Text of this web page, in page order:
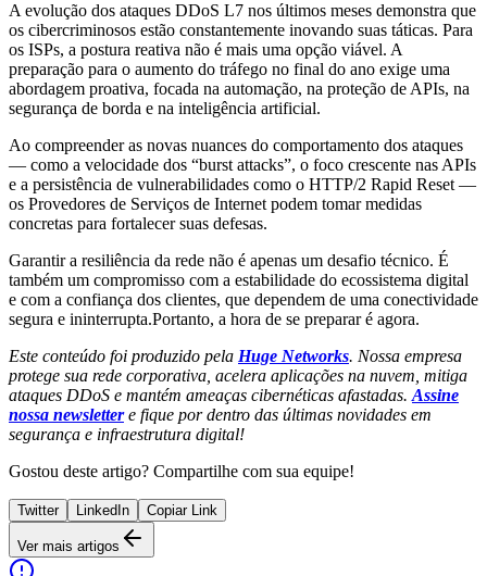
A evolução dos ataques DDoS L7 nos últimos meses demonstra que
os cibercriminosos estão constantemente inovando suas táticas. Para
os ISPs, a postura reativa não é mais uma opção viável. A
preparação para o aumento do tráfego no final do ano exige uma
abordagem proativa, focada na automação, na proteção de APIs, na
segurança de borda e na inteligência artificial.
Ao compreender as novas nuances do comportamento dos ataques
— como a velocidade dos “burst attacks”, o foco crescente nas APIs
e a persistência de vulnerabilidades como o HTTP/2 Rapid Reset —
os Provedores de Serviços de Internet podem tomar medidas
concretas para fortalecer suas defesas.
Garantir a resiliência da rede não é apenas um desafio técnico. É
também um compromisso com a estabilidade do ecossistema digital
e com a confiança dos clientes, que dependem de uma conectividade
segura e ininterrupta.Portanto, a hora de se preparar é agora.
Este conteúdo foi produzido pela Huge Networks. Nossa empresa
protege sua rede corporativa, acelera aplicações na nuvem, mitiga
ataques DDoS e mantém ameaças cibernéticas afastadas. Assine
nossa newslettere fique por dentro das últimas novidades em
segurança e infraestrutura digital!
Gostou deste artigo? Compartilhe com sua equipe!
Twitter LinkedIn Copiar Link
Ver mais artigos